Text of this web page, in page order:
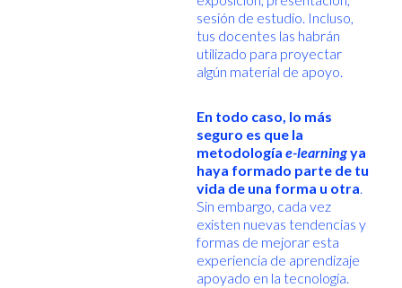
sesión de estudio. Incluso,
tus docentes las habrán
utilizado para proyectar
algún material de apoyo.
En todo caso, lo más
seguro es que la
metodología e-learningya
haya formado parte de tu
vida de una forma u otra.
Sin embargo, cada vez
existen nuevas tendencias y
formas de mejorar esta
experiencia de aprendizaje
apoyado en la tecnología.